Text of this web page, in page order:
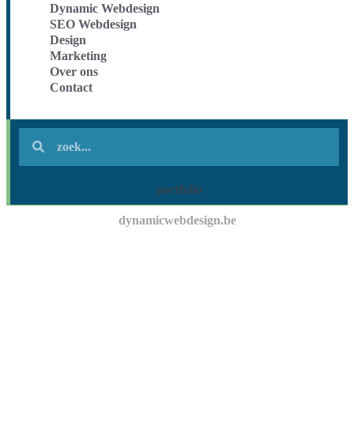
Dynamic Webdesign
SEO Webdesign
Design
Marketing
Over ons
Contact
portfolio
dynamicwebdesign.be